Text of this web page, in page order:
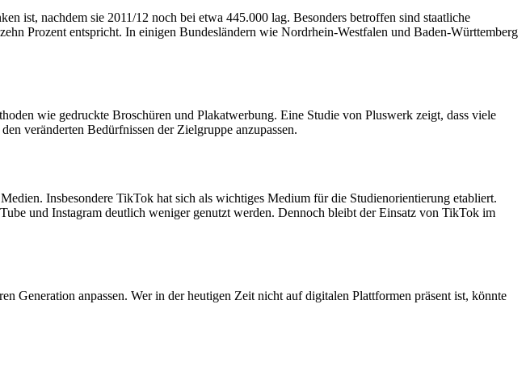
ist, nachdem sie 2011/12 noch bei etwa 445.000 lag. Besonders betroffen sind staatliche
Prozent entspricht. In einigen Bundesländern wie Nordrhein-Westfalen und Baden-Württemberg
wie gedruckte Broschüren und Plakatwerbung. Eine Studie von Pluswerk zeigt, dass viele
veränderten Bedürfnissen der Zielgruppe anzupassen.
Insbesondere TikTok hat sich als wichtiges Medium für die Studienorientierung etabliert.
und Instagram deutlich weniger genutzt werden. Dennoch bleibt der Einsatz von TikTok im
Generation anpassen. Wer in der heutigen Zeit nicht auf digitalen Plattformen präsent ist, könnte